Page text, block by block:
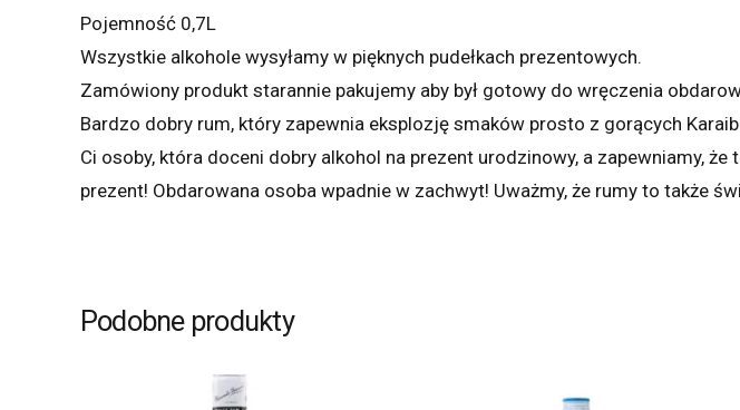
Pojemność 0,7L
Wszystkie alkohole wysyłamy w pięknych pudełkach prezentowych.
Zamówiony produkt starannie pakujemy aby był gotowy do wręczenia
Bardzo dobry rum, który zapewnia eksplozję smaków prosto z gorących
Ci osoby, która doceni dobry alkohol na prezent urodzinowy, a zapewniamy,
prezent! Obdarowana osoba wpadnie w zachwyt! Uważmy, że rumy to także
Podobne produkty